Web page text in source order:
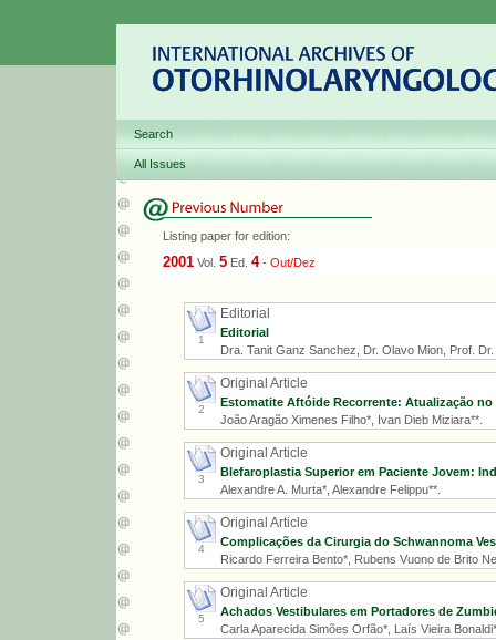
Search
All Issues
Listing paper for edition:
2001 Vol. 5 Ed. 4- Out/Dez
1
Editorial
Editorial
Dra. Tanit Ganz Sanchez, Dr. Olavo Mion, Prof.
2
Original Article
Estomatite Aftóide Recorrente: Atualização no
João Aragão Ximenes Filho*, Ivan Dieb Miziara**.
3
Original Article
Blefaroplastia Superior em Paciente Jovem:
Alexandre A. Murta*, Alexandre Felippu**.
4
Original Article
Complicações da Cirurgia do Schwannoma
Ricardo Ferreira Bento*, Rubens Vuono de Brito
5
Original Article
Achados Vestibulares em Portadores de
Carla Aparecida Simões Orfão*, Laís Vieira